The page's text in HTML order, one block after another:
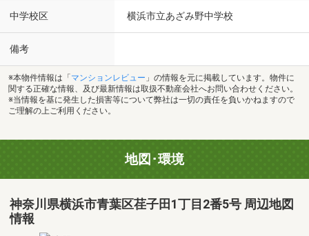
中学校区 横浜市立あざみ野中学校
備考
※本物件情報は「 マンションレビュー 」の情報を元に掲載しています。物件に
関する正確な情報、及び最新情報は取扱不動産会社へお問い合わせください。
※当情報を基に発生した損害等について弊社は一切の責任を負いかねますので
ご理解の上ご利用ください。
地図･環境
神奈川県横浜市青葉区荏子田1丁目2番5号 周辺地図
情報